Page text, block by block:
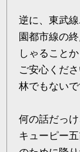
逆に、東武
園都市線の
しゃること
ご安心くだ
林でもないで
何の話だっけ
キューピー